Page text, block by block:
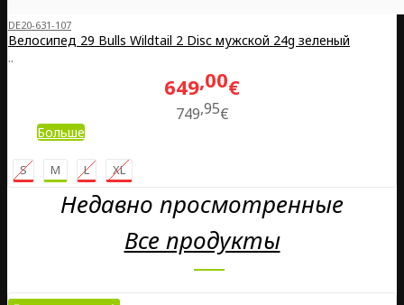
DE20-631-107
Велосипед 29 Bulls Wildtail 2 Disc мужской 24g зеленый
..
649 00€
749 95€
Больше
S M L XL
Недавно просмотренные
Все продукты